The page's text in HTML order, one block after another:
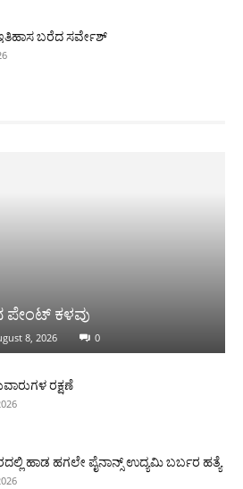
ಇತಿಹಾಸ ಬರೆದ ಸರ್ವೇಶ್
ಪೇಂಟ್ ಕಳವು
8, 2026 0
ರಕ್ಷಣೆ
ಹಾಡ ಹಗಲೇ ಪೈನಾನ್ಸ್ ಉದ್ಯಮಿ ಬರ್ಬರ ಹತ್ಯೆ